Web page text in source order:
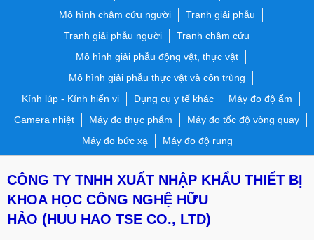
Mô hình châm cứu người
Tranh giải phẫu
Tranh giải phẫu người
Tranh châm cứu
Mô hình giải phẫu động vật, thực vật
Mô hình giải phẫu thực vật và côn trùng
Kính lúp - Kính hiển vi
Dụng cụ y tế khác
Máy đo độ ẩm
Camera nhiệt
Máy đo thực phẩm
Máy đo tốc độ vòng quay
Máy đo bức xạ
Máy đo độ rung
CÔNG TY TNHH XUẤT NHẬP KHẨU THIẾT BỊ
KHOA HỌC CÔNG NGHỆ HỮU
HẢO (HUU HAO TSE CO., LTD)